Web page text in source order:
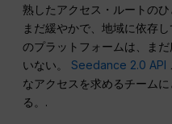
熟したアクセス・ルートの
まだ緩やかで、地域に依存
のプラットフォームは、ま
いない。Seedance 2.0 API
なアクセスを求めるチーム
る。.